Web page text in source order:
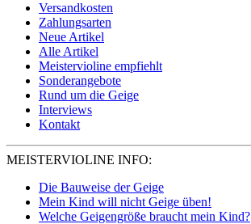
Versandkosten
Zahlungsarten
Neue Artikel
Alle Artikel
Meistervioline empfiehlt
Sonderangebote
Rund um die Geige
Interviews
Kontakt
MEISTERVIOLINE INFO:
Die Bauweise der Geige
Mein Kind will nicht Geige üben!
Welche Geigengröße braucht mein Kind?